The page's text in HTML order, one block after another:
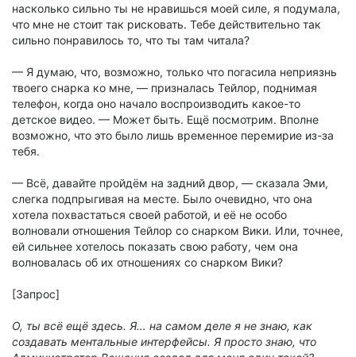
насколько сильно ты не нравишься моей силе, я подумала,
что мне не стоит так рисковать. Тебе действительно так
сильно понравилось то, что ты там читала?
— Я думаю, что, возможно, только что погасила неприязнь
твоего снарка ко мне, — призналась Тейлор, поднимая
телефон, когда оно начало воспроизводить какое-то
детское видео. — Может быть. Ещё посмотрим. Вполне
возможно, что это было лишь временное перемирие из-за
тебя.
— Всё, давайте пройдём на задний двор, — сказала Эми,
слегка подпрыгивая на месте. Было очевидно, что она
хотела похвастаться своей работой, и её не особо
волновали отношения Тейлор со снарком Вики. Или, точнее,
ей сильнее хотелось показать свою работу, чем она
волновалась об их отношениях со снарком Вики?
[Запрос]
О, ты всё ещё здесь. Я… на самом деле я не знаю, как
создавать ментальные интерфейсы. Я просто знаю, что